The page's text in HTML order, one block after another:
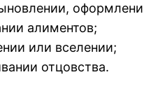
алиментов;
или вселении;
отцовства.